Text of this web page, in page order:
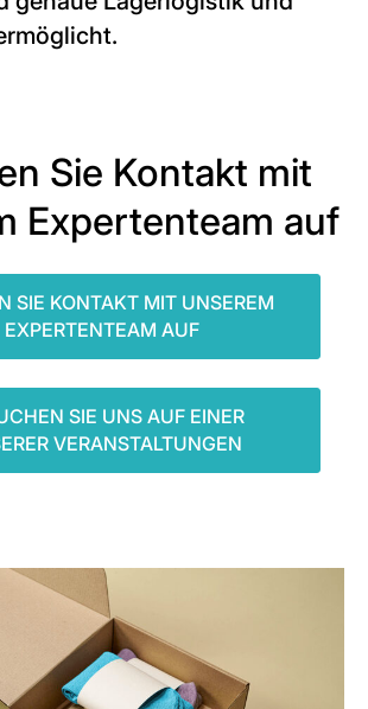
Sie Kontakt mit
Expertenteam auf
SIE KONTAKT MIT UNSEREM
EXPERTENTEAM AUF
SIE UNS AUF EINER
VERANSTALTUNGEN